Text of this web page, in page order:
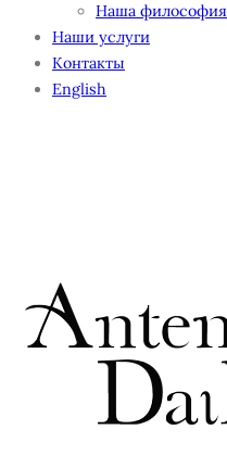
Наша философия
Наши услуги
Контакты
English